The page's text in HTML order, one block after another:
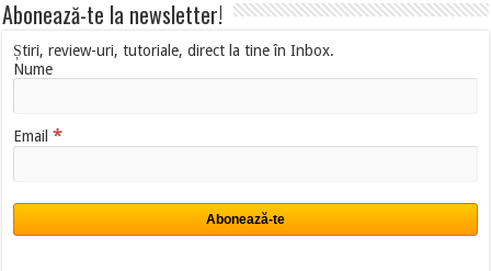
Abonează-te la newsletter!
Știri, review-uri, tutoriale, direct la tine în Inbox.
Nume
Email*